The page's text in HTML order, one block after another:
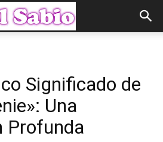
Significado de
Una
Profunda